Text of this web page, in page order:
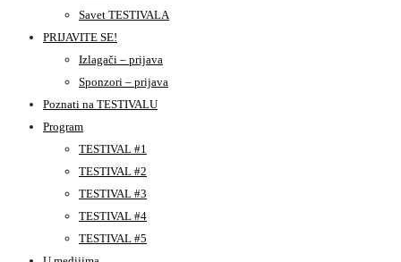
Savet TESTIVALA
PRIJAVITE SE!
Izlagači – prijava
Sponzori – prijava
Poznati na TESTIVALU
Program
TESTIVAL #1
TESTIVAL #2
TESTIVAL #3
TESTIVAL #4
TESTIVAL #5